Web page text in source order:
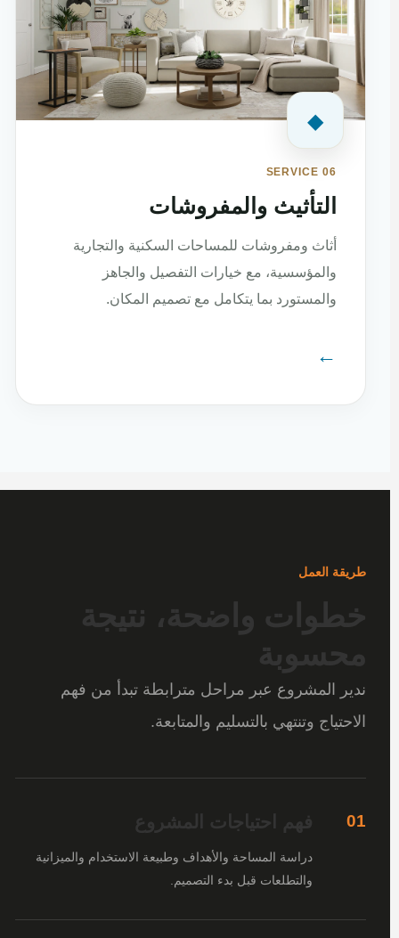
◆
SERVICE 06
التأثيث والمفروشات
أثاث ومفروشات للمساحات السكنية والتجارية
والمؤسسية، مع خيارات التفصيل والجاهز
والمستورد بما يتكامل مع تصميم المكان.
←
طريقة العمل
خطوات واضحة، نتيجة
محسوبة
ندير المشروع عبر مراحل مترابطة تبدأ من فهم
الاحتياج وتنتهي بالتسليم والمتابعة.
01 فهم احتياجات المشروع
دراسة المساحة والأهداف وطبيعة الاستخدام والميزانية
والتطلعات قبل بدء التصميم.